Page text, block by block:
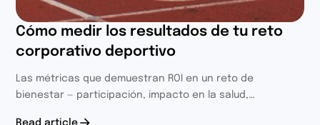
Cómo medir los resultados de tu reto
corporativo deportivo
Las métricas que demuestran ROI en un reto de
bienestar — participación, impacto en la salud,